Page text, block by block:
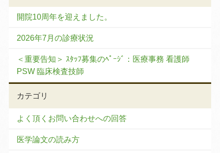
開院10周年を迎えました。
2026年7月の診療状況
＜重要告知＞ ｽﾀｯﾌ募集のﾍﾟｰｼﾞ：医療事務 看護師
PSW 臨床検査技師
カテゴリ
よく頂くお問い合わせへの回答
医学論文の読み方